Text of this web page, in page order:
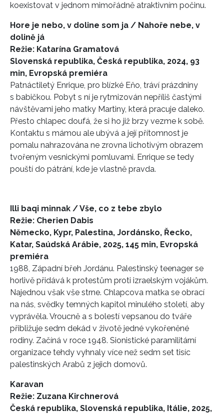
koexistovat v jednom mimořádně atraktivním počinu.
Hore je nebo, v doline som ja / Nahoře nebe, v
dolině já
Režie: Katarína Gramatová
Slovenská republika, Česká republika, 2024, 93
min, Evropská premiéra
Patnáctiletý Enrique, pro blízké Eňo, tráví prázdniny
s babičkou. Pobyt s ní je rytmizován nepříliš častými
návštěvami jeho matky Martiny, která pracuje daleko.
Přesto chlapec doufá, že si ho již brzy vezme k sobě.
Kontaktu s mámou ale ubývá a její přítomnost je
pomalu nahrazována ne zrovna lichotivým obrazem
tvořeným vesnickými pomluvami. Enrique se tedy
pouští do pátrání, kde je vlastně pravda.
Illi baqi minnak / Vše, co z tebe zbylo
Režie: Cherien Dabis
Německo, Kypr, Palestina, Jordánsko, Řecko,
Katar, Saúdská Arábie, 2025, 145 min, Evropská
premiéra
1988, Západní břeh Jordánu. Palestinský teenager se
horlivě přidává k protestům proti izraelským vojákům.
Najednou však vše strne. Chlapcova matka se obrací
na nás, svědky temných kapitol minulého století, aby
vyprávěla. Vroucně a s bolestí vepsanou do tváře
přibližuje sedm dekád v životě jedné vykořeněné
rodiny. Začíná v roce 1948. Sionistické paramilitární
organizace tehdy vyhnaly více než sedm set tisíc
palestinských Arabů z jejich domovů.
Karavan
Režie: Zuzana Kirchnerová
Česká republika, Slovenská republika, Itálie, 2025,